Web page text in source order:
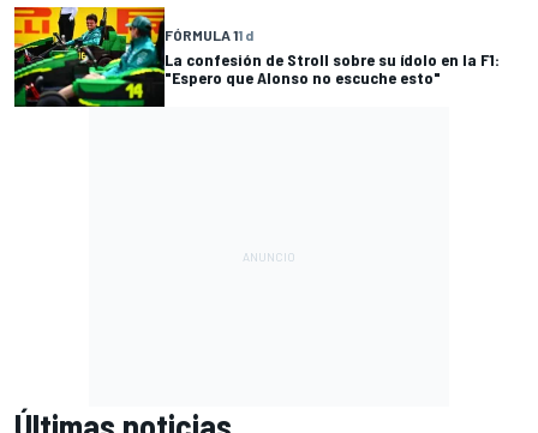
FÓRMULA 11 d
La confesión de Stroll sobre su ídolo en la F1:
"Espero que Alonso no escuche esto"